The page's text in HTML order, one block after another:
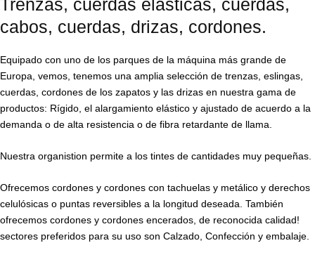
Trenzas, cuerdas elásticas, cuerdas,
cabos, cuerdas, drizas, cordones.
Equipado con uno de los parques de la máquina más grande de
Europa, vemos, tenemos una amplia selección de trenzas, eslingas,
cuerdas, cordones de los zapatos y las drizas en nuestra gama de
productos: Rígido, el alargamiento elástico y ajustado de acuerdo a la
demanda o de alta resistencia o de fibra retardante de llama.
Nuestra organistion permite a los tintes de cantidades muy pequeñas.
Ofrecemos cordones y cordones con tachuelas y metálico y derechos
celulósicas o puntas reversibles a la longitud deseada. También
ofrecemos cordones y cordones encerados, de reconocida calidad!
sectores preferidos para su uso son Calzado, Confección y embalaje.